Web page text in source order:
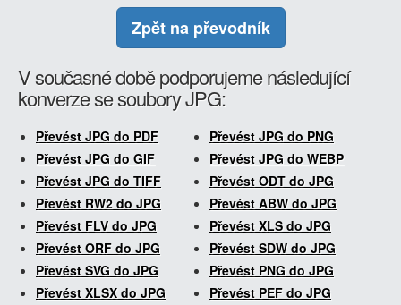
Zpět na převodník
V současné době podporujeme následující
konverze se soubory JPG:
Převést JPG do PDF
Převést JPG do PNG
Převést JPG do GIF
Převést JPG do WEBP
Převést JPG do TIFF
Převést ODT do JPG
Převést RW2 do JPG
Převést ABW do JPG
Převést FLV do JPG
Převést XLS do JPG
Převést ORF do JPG
Převést SDW do JPG
Převést SVG do JPG
Převést PNG do JPG
Převést XLSX do JPG
Převést PEF do JPG